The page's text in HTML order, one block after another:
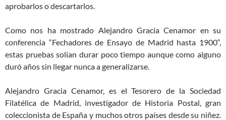
aprobarlos o descartarlos.
Como nos ha mostrado Alejandro Gracia Cenamor en su
conferencia “Fechadores de Ensayo de Madrid hasta 1900“,
estas pruebas solían durar poco tiempo aunque como alguno
duró años sin llegar nunca a generalizarse.
Alejandro Gracia Cenamor, es el Tesorero de la Sociedad
Filatélica de Madrid, investigador de Historia Postal, gran
coleccionista de España y muchos otros países desde su niñez.